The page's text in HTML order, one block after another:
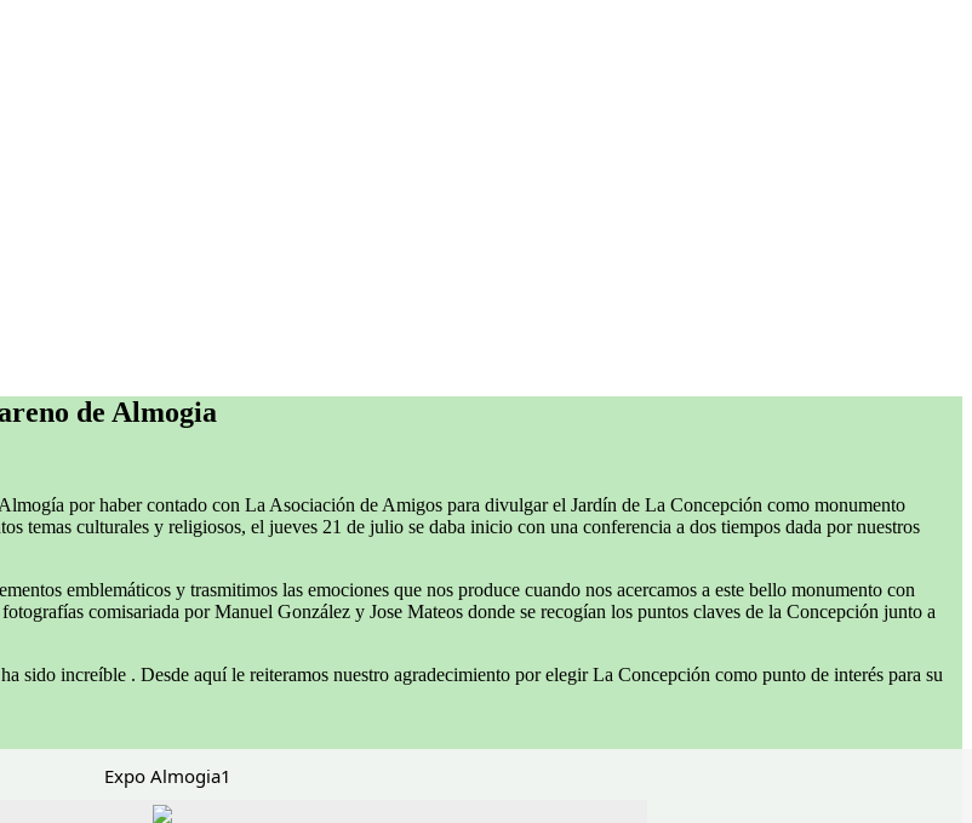
de Almogia
por haber contado con La Asociación de Amigos para divulgar el Jardín de La Concepción como monumento
temas culturales y religiosos, el jueves 21 de julio se daba inicio con una conferencia a dos tiempos dada por nuestros
emblemáticos y trasmitimos las emociones que nos produce cuando nos acercamos a este bello monumento con
comisariada por Manuel González y Jose Mateos donde se recogían los puntos claves de la Concepción junto a
sido increíble . Desde aquí le reiteramos nuestro agradecimiento por elegir La Concepción como punto de interés para su
Expo Almogia1